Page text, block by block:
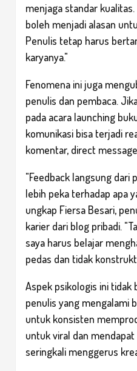
menjaga standar
boleh menjadi alasan
Penulis tetap harus
karyanya."
Fenomena ini juga
penulis dan pembaca.
pada acara launching
komunikasi bisa terjadi
komentar, direct
"Feedback langsung dari
lebih peka terhadap apa
ungkap Fiersa Besari,
karier dari blog pribadi.
saya harus belajar
pedas dan tidak
Aspek psikologis ini tidak
penulis yang mengalami
untuk konsisten
untuk viral dan
seringkali menggerus